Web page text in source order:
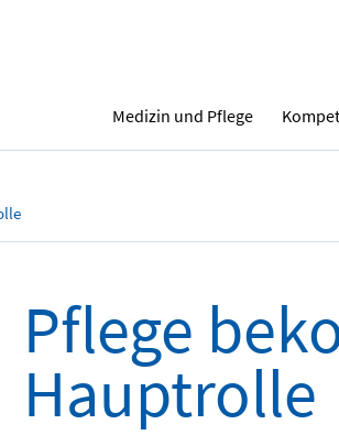
Medizin und Pflege
Pflege
Hauptrolle